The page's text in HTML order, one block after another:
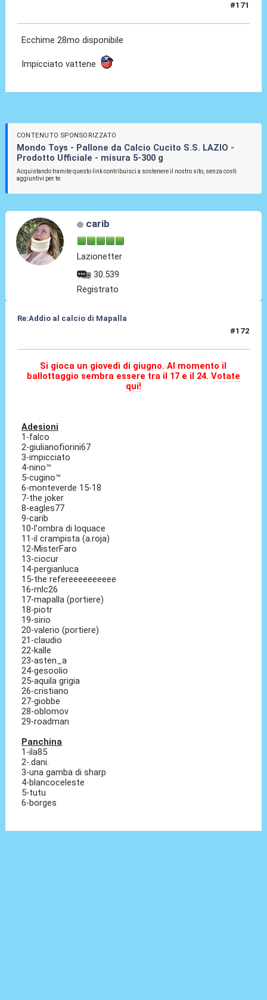
#171
Ecchime 28mo disponibile
Impicciato vattene
CONTENUTO SPONSORIZZATO
Mondo Toys - Pallone da Calcio Cucito S.S. LAZIO -
Prodotto Ufficiale - misura 5-300 g
Acquistando tramite questo link contribuisci a sostenere il nostro sito, senza costi
aggiuntivi per te.
carib
Lazionetter
30.539
Registrato
Re:Addio al calcio di Mapalla
#172
Si gioca un giovedì di giugno. Al momento il
ballottaggio sembra essere tra il 17 e il 24. Votate
qui!
Adesioni
1-falco
2-giulianofiorini67
3-impicciato
4-nino™
5-cugino™
6-monteverde 15-18
7-the joker
8-eagles77
9-carib
10-l'ombra di loquace
11-il crampista (a.roja)
12-MisterFaro
13-ciocur
14-pergianluca
15-the refereeeeeeeeee
16-mlc26
17-mapalla (portiere)
18-piotr
19-sirio
20-valerio (portiere)
21-claudio
22-kalle
23-asten_a
24-gesoolio
25-aquila grigia
26-cristiano
27-giobbe
28-oblomov
29-roadman
Panchina
1-ila85
2-.dani.
3-una gamba di sharp
4-blancoceleste
5-tutu
6-borges